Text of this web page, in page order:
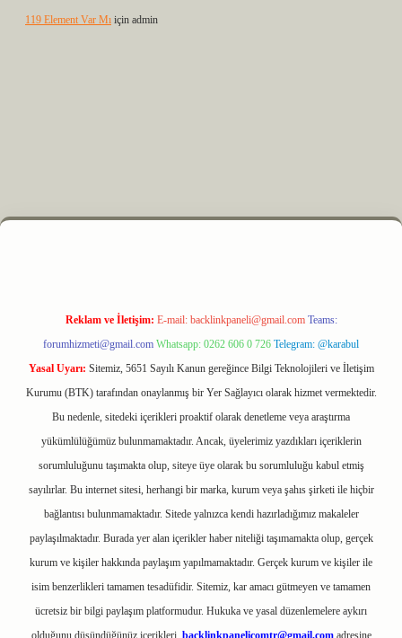
119 Element Var Mı için admin
elexbet
Reklam ve İletişim: E-mail: backlinkpaneli@gmail.com Teams:
forumhizmeti@gmail.com Whatsapp: 0262 606 0 726 Telegram: @karabul
Yasal Uyarı: Sitemiz, 5651 Sayılı Kanun gereğince Bilgi Teknolojileri ve İletişim
Kurumu (BTK) tarafından onaylanmış bir Yer Sağlayıcı olarak hizmet vermektedir.
Bu nedenle, sitedeki içerikleri proaktif olarak denetleme veya araştırma
yükümlülüğümüz bulunmamaktadır. Ancak, üyelerimiz yazdıkları içeriklerin
sorumluluğunu taşımakta olup, siteye üye olarak bu sorumluluğu kabul etmiş
sayılırlar. Bu internet sitesi, herhangi bir marka, kurum veya şahıs şirketi ile hiçbir
bağlantısı bulunmamaktadır. Sitede yalnızca kendi hazırladığımız makaleler
paylaşılmaktadır. Burada yer alan içerikler haber niteliği taşımamakta olup, gerçek
kurum ve kişiler hakkında paylaşım yapılmamaktadır. Gerçek kurum ve kişiler ile
isim benzerlikleri tamamen tesadüfidir. Sitemiz, kar amacı gütmeyen ve tamamen
ücretsiz bir bilgi paylaşım platformudur. Hukuka ve yasal düzenlemelere aykırı
olduğunu düşündüğünüz içerikleri, backlinkpanelicomtr@gmail.comadresine